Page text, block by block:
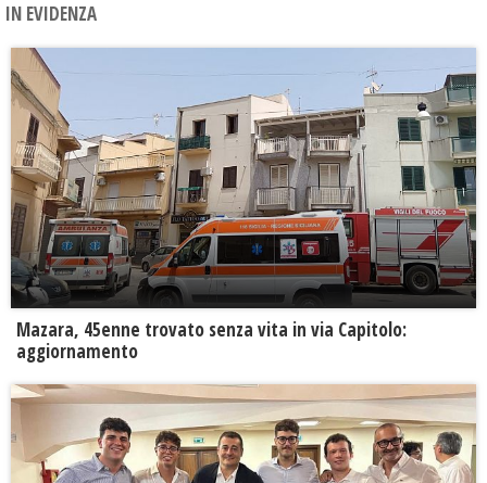
IN EVIDENZA
Mazara, 45enne trovato senza vita in via Capitolo:
aggiornamento